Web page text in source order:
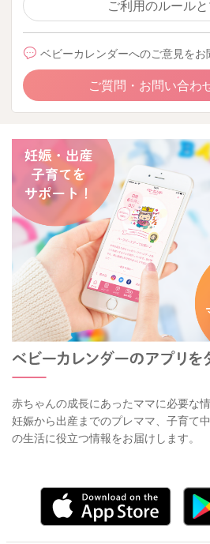
ご利用のルール
ベビーカレンダーへのご意見をお
ご質問・お問い合わ
赤ちゃんの成長にあったママに必要な
妊娠から出産までのプレママ、子育て
の生活に役立つ情報をお届けします。